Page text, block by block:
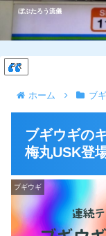
ぼぶたろう流儀
ホーム ブ
PR
ブギウギの
梅丸USK登
ブギウギ